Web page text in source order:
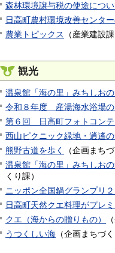
森林環境譲与税の使途につ
日高町農村環境改善センタ
農業トピックス
（産業建設課
観光
温泉館「海の里」みちしお
令和８年度 産湯海水浴場の
第６回 日高町フォトコンテ
西山ピクニック緑地・逍遙
熊野古道を歩く
（企画まち
温泉館「海の里」みちしお
くり課）
ニッポン全国鍋グランプリ
日高町天然クエ料理がプレ
クエ（海からの贈りもの）
（
うつくしい海 （企画まちづ